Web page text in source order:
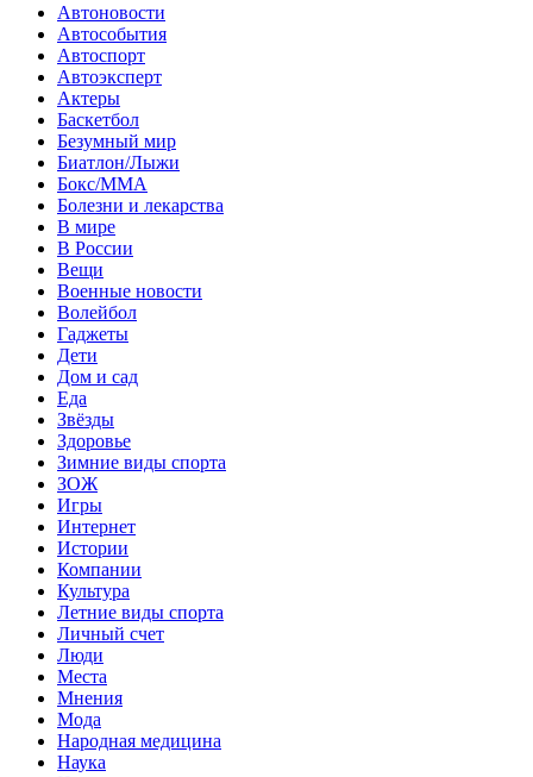
Автоновости
Автособытия
Автоспорт
Автоэксперт
Актеры
Баскетбол
Безумный мир
Биатлон/Лыжи
Бокс/MMA
Болезни и лекарства
В мире
В России
Вещи
Военные новости
Волейбол
Гаджеты
Дети
Дом и сад
Еда
Звёзды
Здоровье
Зимние виды спорта
ЗОЖ
Игры
Интернет
Истории
Компании
Культура
Летние виды спорта
Личный счет
Люди
Места
Мнения
Мода
Народная медицина
Наука